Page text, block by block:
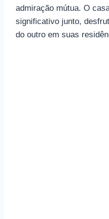
admiração mútua. O
significativo junto,
do outro em suas